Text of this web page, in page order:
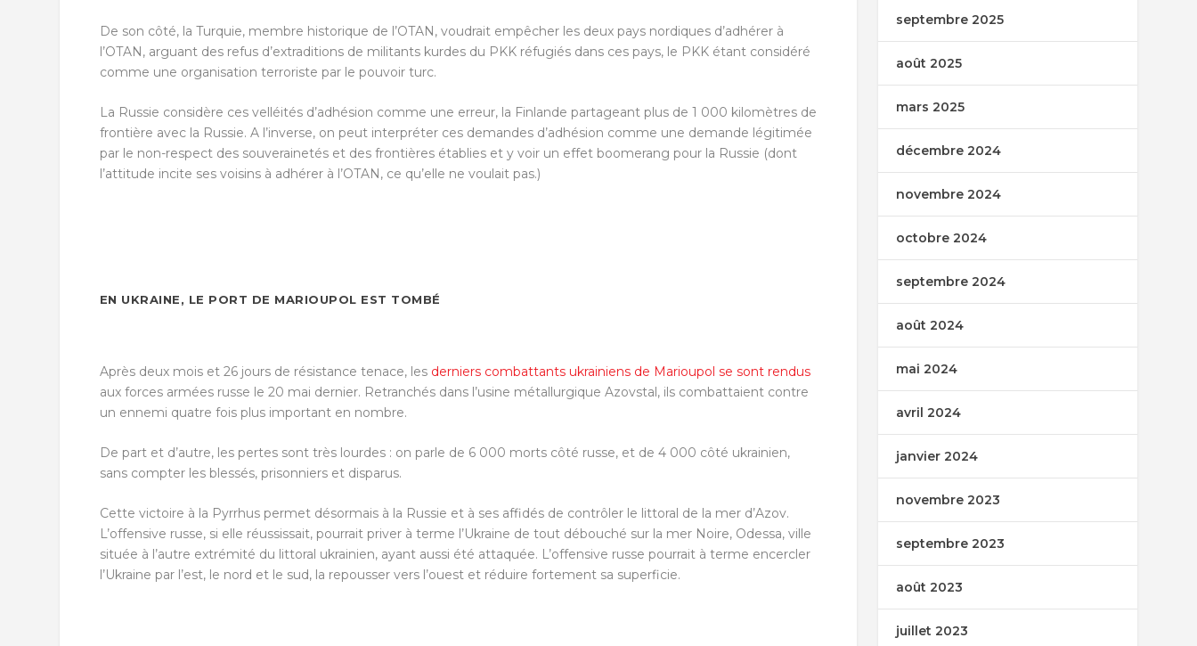
De son côté, la Turquie, membre historique de l’OTAN, voudrait empêcher les deux pays nordiques d’adhérer à
l’OTAN, arguant des refus d’extraditions de militants kurdes du PKK réfugiés dans ces pays, le PKK étant considéré
comme une organisation terroriste par le pouvoir turc.
La Russie considère ces velléités d’adhésion comme une erreur, la Finlande partageant plus de 1 000 kilomètres de
frontière avec la Russie. A l’inverse, on peut interpréter ces demandes d’adhésion comme une demande légitimée
par le non-respect des souverainetés et des frontières établies et y voir un effet boomerang pour la Russie (dont
l’attitude incite ses voisins à adhérer à l’OTAN, ce qu’elle ne voulait pas.)
EN UKRAINE, LE PORT DE MARIOUPOL EST TOMBÉ
Après deux mois et 26 jours de résistance tenace, les derniers combattants ukrainiens de Marioupol se sont rendus
aux forces armées russe le 20 mai dernier. Retranchés dans l’usine métallurgique Azovstal, ils combattaient contre
un ennemi quatre fois plus important en nombre.
De part et d’autre, les pertes sont très lourdes : on parle de 6 000 morts côté russe, et de 4 000 côté ukrainien,
sans compter les blessés, prisonniers et disparus.
Cette victoire à la Pyrrhus permet désormais à la Russie et à ses affidés de contrôler le littoral de la mer d’Azov.
L’offensive russe, si elle réussissait, pourrait priver à terme l’Ukraine de tout débouché sur la mer Noire, Odessa, ville
située à l’autre extrémité du littoral ukrainien, ayant aussi été attaquée. L’offensive russe pourrait à terme encercler
l’Ukraine par l’est, le nord et le sud, la repousser vers l’ouest et réduire fortement sa superficie.
septembre 2025
août 2025
mars 2025
décembre 2024
novembre 2024
octobre 2024
septembre 2024
août 2024
mai 2024
avril 2024
janvier 2024
novembre 2023
septembre 2023
août 2023
juillet 2023